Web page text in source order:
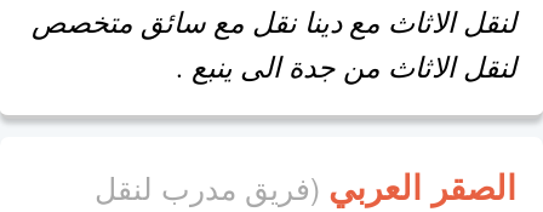
لنقل الاثاث مع دينا نقل مع سائق متخصص
لنقل الاثاث من جدة الى ينبع .
الصقر العربي (فريق مدرب لنقل